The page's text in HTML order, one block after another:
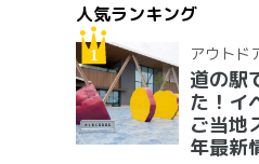
人気ランキング
アウトド
道の駅
た！イ
ご当地
年最新